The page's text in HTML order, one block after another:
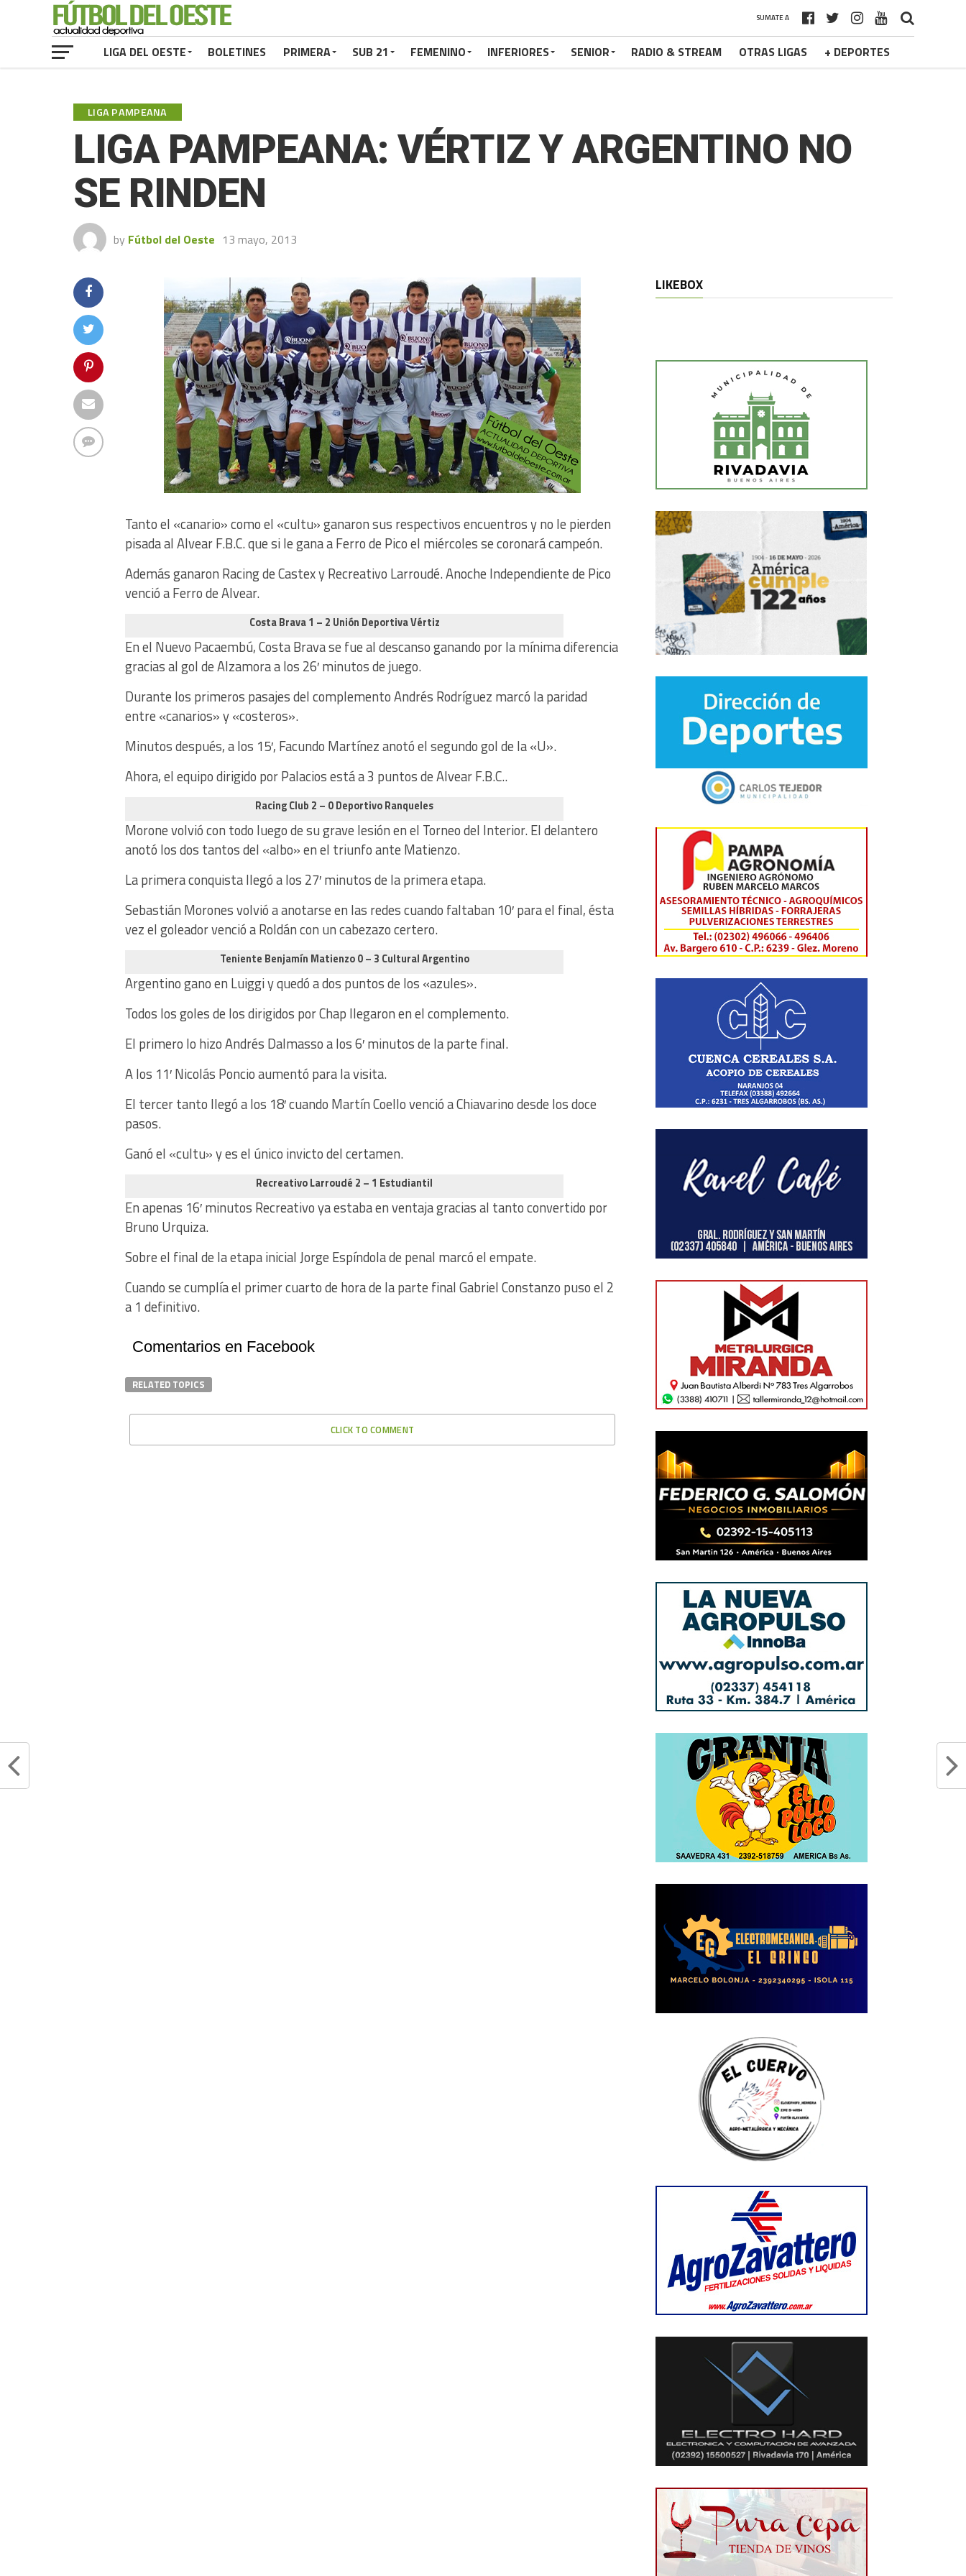
SUMATE A
LIGA DEL OESTE BOLETINES PRIMERA SUB 21 FEMENINO INFERIORES SENIOR RADIO & STREAM OTRAS LIGAS + DEPORTES
LIGA PAMPEANA
LIGA PAMPEANA: VÉRTIZ Y ARGENTINO NO
SE RINDEN
by Fútbol del Oeste 13 mayo, 2013
Tanto el «canario» como el «cultu» ganaron sus respectivos encuentros y no le pierden
pisada al Alvear F.B.C. que si le gana a Ferro de Pico el miércoles se coronará campeón.
Además ganaron Racing de Castex y Recreativo Larroudé. Anoche Independiente de Pico
venció a Ferro de Alvear.
Costa Brava 1 – 2 Unión Deportiva Vértiz
En el Nuevo Pacaembú, Costa Brava se fue al descanso ganando por la mínima diferencia
gracias al gol de Alzamora a los 26′ minutos de juego.
Durante los primeros pasajes del complemento Andrés Rodríguez marcó la paridad
entre «canarios» y «costeros».
Minutos después, a los 15′, Facundo Martínez anotó el segundo gol de la «U».
Ahora, el equipo dirigido por Palacios está a 3 puntos de Alvear F.B.C..
Racing Club 2 – 0 Deportivo Ranqueles
Morone volvió con todo luego de su grave lesión en el Torneo del Interior. El delantero
anotó los dos tantos del «albo» en el triunfo ante Matienzo.
La primera conquista llegó a los 27′ minutos de la primera etapa.
Sebastián Morones volvió a anotarse en las redes cuando faltaban 10′ para el final, ésta
vez el goleador venció a Roldán con un cabezazo certero.
Teniente Benjamín Matienzo 0 – 3 Cultural Argentino
Argentino gano en Luiggi y quedó a dos puntos de los «azules».
Todos los goles de los dirigidos por Chap llegaron en el complemento.
El primero lo hizo Andrés Dalmasso a los 6′ minutos de la parte final.
A los 11′ Nicolás Poncio aumentó para la visita.
El tercer tanto llegó a los 18′ cuando Martín Coello venció a Chiavarino desde los doce
pasos.
Ganó el «cultu» y es el único invicto del certamen.
Recreativo Larroudé 2 – 1 Estudiantil
En apenas 16′ minutos Recreativo ya estaba en ventaja gracias al tanto convertido por
Bruno Urquiza.
Sobre el final de la etapa inicial Jorge Espíndola de penal marcó el empate.
Cuando se cumplía el primer cuarto de hora de la parte final Gabriel Constanzo puso el 2
a 1 definitivo.
Comentarios en Facebook
RELATED TOPICS
CLICK TO COMMENT
LIKEBOX